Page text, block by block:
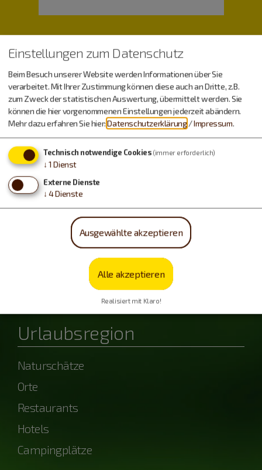
Wetter
Samstag, 08.08.
12 - 30 °C
Sonntag, 09.08.
powered by OpenWeather
Urlaubsregion
Naturschätze
Orte
Restaurants
Hotels
Campingplätze
Einstellungen zum Datenschutz
Beim Besuch unserer Website werden Informationen über Sie
verarbeitet. Mit Ihrer Zustimmung können diese auch an Dritte, z.B.
zum Zweck der statistischen Auswertung, übermittelt werden. Sie
können die hier vorgenommenen Einstellungen jederzeit abändern.
Mehr dazu erfahren Sie hier:Datenschutzerklärung /Impressum.
Technisch notwendige Cookies (immer erforderlich)
↓ 1 Dienst
Externe Dienste
↓ 4Dienste
Ausgewählte akzeptieren
Alle akzeptieren
Realisiert mit Klaro!